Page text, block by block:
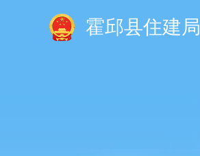
霍邱县住建局